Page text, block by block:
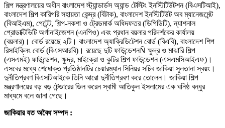
শিল্প মন্ত্রণালয়ের অধীন বাংলাদেশ স্ট্যান্ডার্ডস অ্যান্ড টেস্টিং ইনস্টিটিউটশন (বিএসটিআই),
বাংলাদেশ শিল্প কারিগরি সহায়তা কেন্দ্র (বিটাক), বাংলাদেশ ইনস্টিটিউট অব ম্যানেজমেন্ট
(বিআইএম), পেটেন্ট, শিল্প-নকশা ও ট্রেডমার্ক অধিদফতর (ডিপিডিটি), ন্যাশনাল
প্রোডাক্টিভিটি অর্গানাইজেশন (এনপিও) এবং প্রধান বয়লার পরিদর্শকের কার্যালয়
(বয়লার)। বোর্ড রয়েছে ২টি। বাংলাদেশ অ্যাক্রিডিটেশন বোর্ড (বিএবি), বাংলাদেশ শিপ
রিসাইক্লিং বোর্ড (বিএসআরবি)। রয়েছে দুটি ফাউন্ডেশনÑ ক্ষুদ্র ও মাঝারি শিল্প
(এসএমই) ফাউন্ডেশন, ক্ষুদ্র, মাইক্রো ও কুটির শিল্প ফাউন্ডেশন (এসএমসিআইএফ)।
এসবের মধ্যে শেষোক্ত প্রতিষ্ঠানটির চেয়ারম্যান সিনিয়র সচিব জাকিয়া সুলতানা স্বয়ং।
দুর্নীতিপ্রবণ বিএসটিআইকে তিনি আরো দুর্নীতিপ্রবণ করে তোলেন। জাকিয়া শিল্প
মন্ত্রণালয়ের বড় বড় টেন্ডারের ডিল করেন স্বামী আতিকুল ইসলামের এক ঘনিষ্ঠ বন্ধুর
মাধ্যমে বলে জানা গেছে।
জাকিয়ার যত অবৈধ সম্পদ :